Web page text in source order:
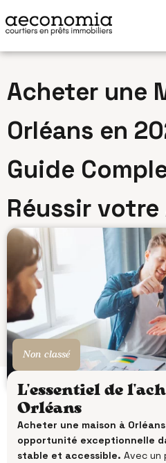
Aller
au
Acheter une
Orléans en
Guide
Réussir
Non classé
L'essentiel de
Orléans
Acheter une maison à
opportunité exceptionnelle
stable et accessible. Avec un